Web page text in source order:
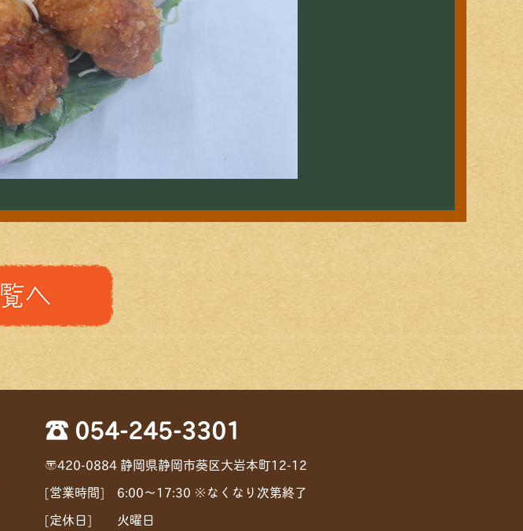
☎ 054-245-3301
〒420-0884 静岡県静岡市葵区大岩本町12-12
[営業時間] 6:00〜17:30 ※なくなり次第終了
[定休日] 火曜日